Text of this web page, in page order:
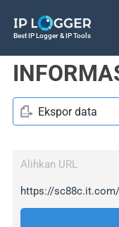
Best IP Logger & IP Tools
Ekspor data
Alihkan URL
https://sc88c.it.com/